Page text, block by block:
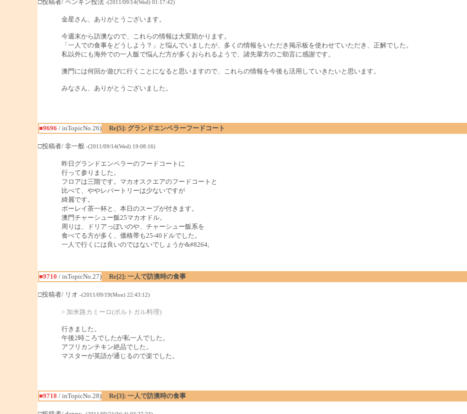
□投稿者/ ペンギン投法 -(2011/09/14(Wed) 01:17:42)
金星さん、ありがとうございます。
今週末から訪澳なので、これらの情報は大変助かります。
「一人での食事をどうしよう？」と悩んでいましたが、多くの情報をいただき掲示板を使わせていただき、正解でした。
私以外にも海外での一人飯で悩んだ方が多くおられるようで、諸先輩方のご助言に感謝です。
澳門には何回か遊びに行くことになると思いますので、これらの情報を今後も活用していきたいと思います。
みなさん、ありがとうございました。
■9696 / inTopicNo.26)
Re[5]: グランドエンペラーフードコート
□投稿者/ 非一般 -(2011/09/14(Wed) 19:08:16)
昨日グランドエンペラーのフードコートに
行って参りました。
フロアは三階です。マカオスクエアのフードコートと
比べて、ややレパートリーは少ないですが
綺麗です。
ポーレイ茶一杯と、本日のスープが付きます。
澳門チャーシュー飯25マカオドル。
周りは、ドリアっぽいのや、チャーシュー飯系を
食べてる方が多く、価格帯も25-40ドルでした。
一人で行くには良いのではないでしょうか&#8264;
■9710 / inTopicNo.27)
Re[2]: 一人で訪澳時の食事
□投稿者/ リオ -(2011/09/19(Mon) 22:43:12)
> 加米路カミーロ(ポルトガル料理)
行きました。
午後2時ころでしたが私一人でした。
アフリカンチキン絶品でした。
マスターが英語が通じるので楽でした。
■9718 / inTopicNo.28)
Re[3]: 一人で訪澳時の食事